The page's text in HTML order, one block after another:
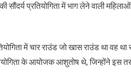
प्रतियोगिता में भाग लेने वाली महिलाओं
में चार राउंड जो खास राउंड था
के आयोजक आशुतोष थे, जिन्होंने इस